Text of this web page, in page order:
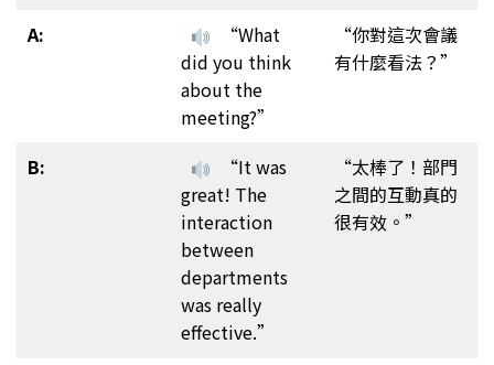
A:
“What
did you think
about the
meeting?”
“你對這次會議
有什麼看法？”
B:
“It was
great! The
interaction
between
departments
was really
effective.”
“太棒了！部門
之間的互動真的
很有效。”